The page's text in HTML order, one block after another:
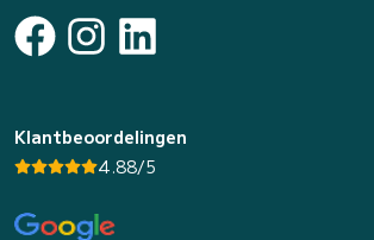
Klantbeoordelingen
4.88/5